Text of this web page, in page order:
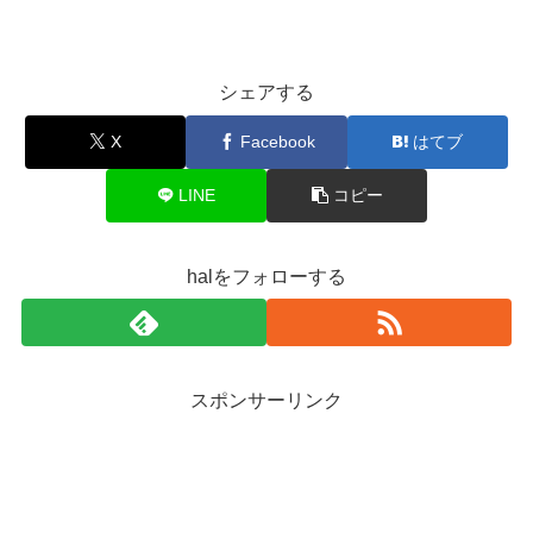
シェアする
X Facebook はてブ
LINE コピー
halをフォローする
スポンサーリンク